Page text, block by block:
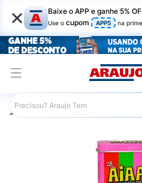
× Baixe o APP e ganhe 5%
Use o cupom APP5 na
Araujo Mercado